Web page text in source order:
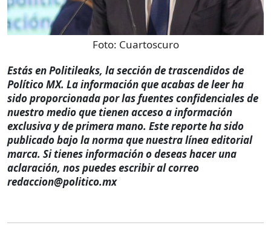
Foto: Cuartoscuro
Estás en Politileaks, la sección de trascendidos de
Político MX. La información que acabas de leer ha
sido proporcionada por las fuentes confidenciales de
nuestro medio que tienen acceso a información
exclusiva y de primera mano. Este reporte ha sido
publicado bajo la norma que nuestra línea editorial
marca. Si tienes información o deseas hacer una
aclaración, nos puedes escribir al correo
redaccion@politico.mx